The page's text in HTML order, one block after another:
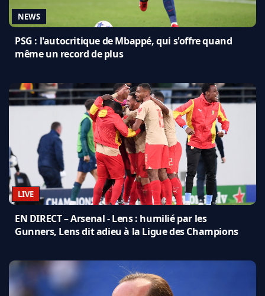
NEWS
PSG : l'autocritique de Mbappé, qui s'offre quand
même un record de plus
LIVE
EN DIRECT – Arsenal - Lens : humilié par les
Gunners, Lens dit adieu à la Ligue des Champions